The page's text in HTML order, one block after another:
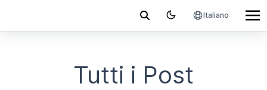
Italiano
Tutti i Post